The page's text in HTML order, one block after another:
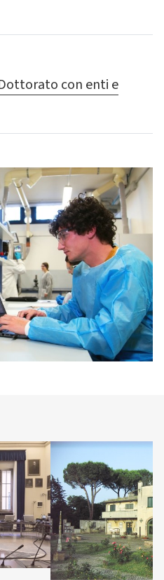
con enti e